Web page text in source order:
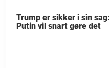
Trump er sikker i sin sag:
Putin vil snart gøre det